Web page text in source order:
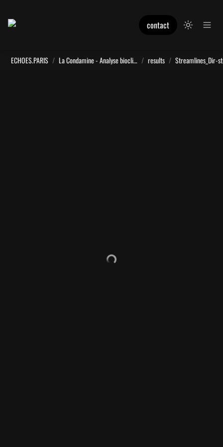
contact
ECHOES.PARIS / La Condamine - Analyse bioclimatique / results / Streamlines_Dir-